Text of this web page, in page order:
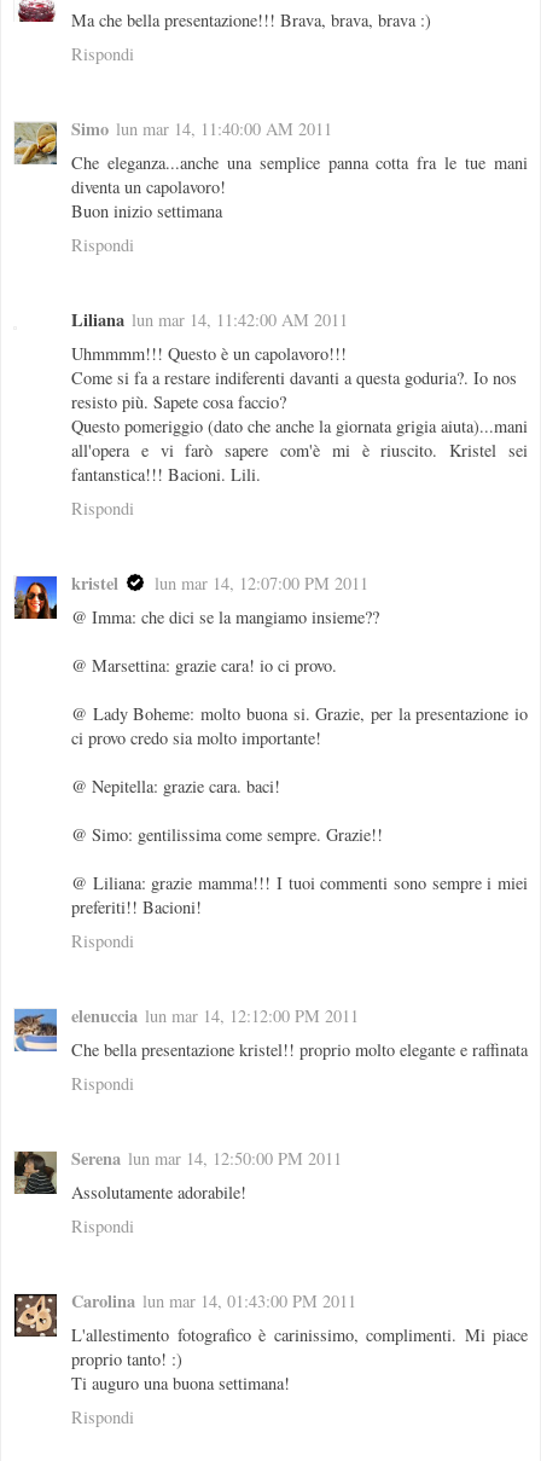
Ma che bella presentazione!!! Brava, brava, brava :)
Rispondi
Simo lun mar 14, 11:40:00 AM 2011
Che eleganza...anche una semplice panna cotta fra le tue mani
diventa un capolavoro!
Buon inizio settimana
Rispondi
Liliana lun mar 14, 11:42:00 AM 2011
Uhmmmm!!! Questo è un capolavoro!!!
Come si fa a restare indiferenti davanti a questa goduria?. Io nos
resisto più. Sapete cosa faccio?
Questo pomeriggio (dato che anche la giornata grigia aiuta)...mani
all'opera e vi farò sapere com'è mi è riuscito. Kristel sei
fantanstica!!! Bacioni. Lili.
Rispondi
kristel
lun mar 14, 12:07:00 PM 2011
@ Imma: che dici se la mangiamo insieme??
@ Marsettina: grazie cara! io ci provo.
@ Lady Boheme: molto buona si. Grazie, per la presentazione io
ci provo credo sia molto importante!
@ Nepitella: grazie cara. baci!
@ Simo: gentilissima come sempre. Grazie!!
@ Liliana: grazie mamma!!! I tuoi commenti sono sempre i miei
preferiti!! Bacioni!
Rispondi
elenuccia lun mar 14, 12:12:00 PM 2011
Che bella presentazione kristel!! proprio molto elegante e raffinata
Rispondi
Serena lun mar 14, 12:50:00 PM 2011
Assolutamente adorabile!
Rispondi
Carolina lun mar 14, 01:43:00 PM 2011
L'allestimento fotografico è carinissimo, complimenti. Mi piace
proprio tanto! :)
Ti auguro una buona settimana!
Rispondi